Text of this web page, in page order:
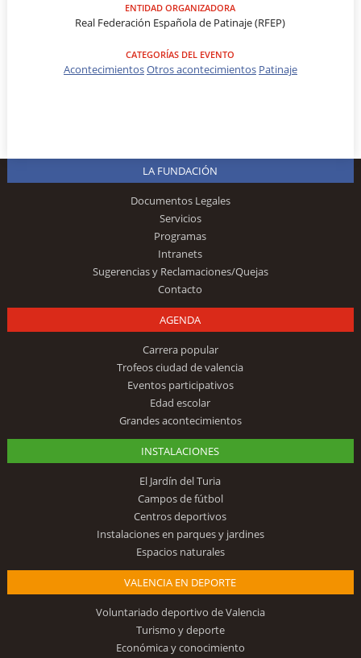
ENTIDAD ORGANIZADORA
Real Federación Española de Patinaje (RFEP)
CATEGORÍAS DEL EVENTO
AcontecimientosOtros acontecimientos Patinaje
LA FUNDACIÓN
Documentos Legales
Servicios
Programas
Intranets
Sugerencias y Reclamaciones/Quejas
Contacto
AGENDA
Carrera popular
Trofeos ciudad de valencia
Eventos participativos
Edad escolar
Grandes acontecimientos
INSTALACIONES
El Jardín del Turia
Campos de fútbol
Centros deportivos
Instalaciones en parques y jardines
Espacios naturales
VALENCIA EN DEPORTE
Voluntariado deportivo de Valencia
Turismo y deporte
Económica y conocimiento